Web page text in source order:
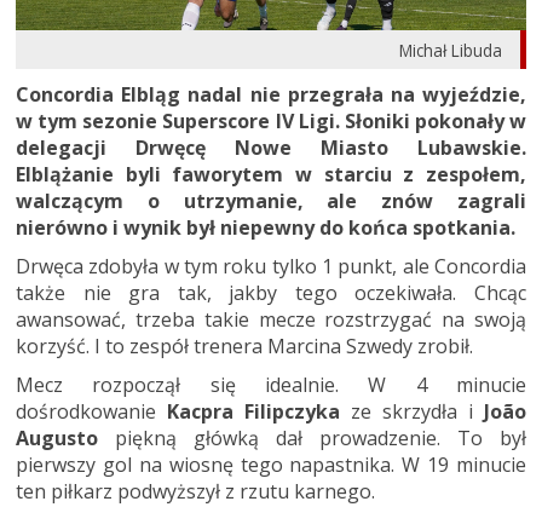
Michał Libuda
Concordia Elbląg nadal nie przegrała na wyjeździe,
w tym sezonie Superscore IV Ligi. Słoniki pokonały w
delegacji Drwęcę Nowe Miasto Lubawskie.
Elblążanie byli faworytem w starciu z zespołem,
walczącym o utrzymanie, ale znów zagrali
nierówno i wynik był niepewny do końca spotkania.
Drwęca zdobyła w tym roku tylko 1 punkt, ale Concordia
także nie gra tak, jakby tego oczekiwała. Chcąc
awansować, trzeba takie mecze rozstrzygać na swoją
korzyść. I to zespół trenera Marcina Szwedy zrobił.
Mecz rozpoczął się idealnie. W 4 minucie
dośrodkowanie Kacpra Filipczyka ze skrzydła i João
Augusto piękną główką dał prowadzenie. To był
pierwszy gol na wiosnę tego napastnika. W 19 minucie
ten piłkarz podwyższył z rzutu karnego.